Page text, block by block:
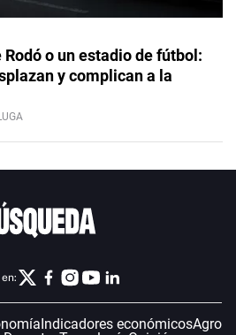
o un estadio de fútbol:
y complican a la
Indicadores económicosAgro